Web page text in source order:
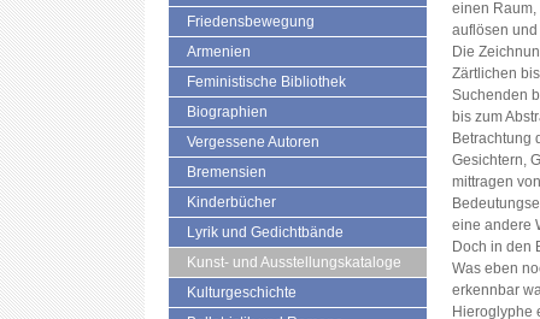
Friedensbewegung
Armenien
Feministische Bibliothek
Biographien
Vergessene Autoren
Bremensien
Kinderbücher
Lyrik und Gedichtbände
Kunst- und Ausstellungskataloge
Kulturgeschichte
einen
auflösen
Die
Zärtlichen
Suchenden
bis zum
Betrachtung
Gesichtern,
mittragen
eine andere
Doch in den
Was eben
erkennbar
Hieroglyphe